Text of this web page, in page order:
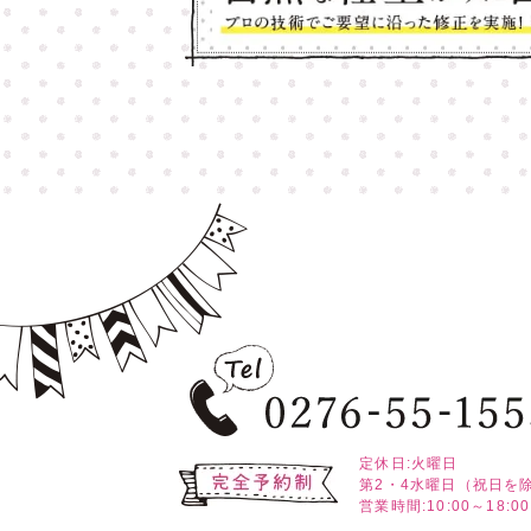
定休日:火曜日
第2・4水曜日（祝日を
営業時間:10:00～18:00